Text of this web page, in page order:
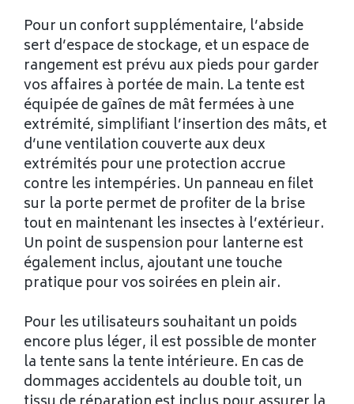
Pour un confort supplémentaire, l’abside
sert d’espace de stockage, et un espace de
rangement est prévu aux pieds pour garder
vos affaires à portée de main. La tente est
équipée de gaînes de mât fermées à une
extrémité, simplifiant l’insertion des mâts, et
d’une ventilation couverte aux deux
extrémités pour une protection accrue
contre les intempéries. Un panneau en filet
sur la porte permet de profiter de la brise
tout en maintenant les insectes à l’extérieur.
Un point de suspension pour lanterne est
également inclus, ajoutant une touche
pratique pour vos soirées en plein air.
Pour les utilisateurs souhaitant un poids
encore plus léger, il est possible de monter
la tente sans la tente intérieure. En cas de
dommages accidentels au double toit, un